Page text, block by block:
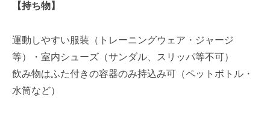
【持ち物】
運動しやすい服装（トレーニングウェア・ジャージ
等）・室内シューズ（サンダル、スリッパ等不可）
飲み物はふた付きの容器のみ持込み可（ペットボトル・
水筒など）